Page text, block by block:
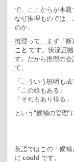
で、ここからが本題
なぜ推理ものでは、
のか。
推理って、まず「
こと です。状況証
す。だから推理の会
て、
「こういう説明も成
「この線もある」
「それもあり得る」
という“候補の管理”
英語ではこの「候
に could です。